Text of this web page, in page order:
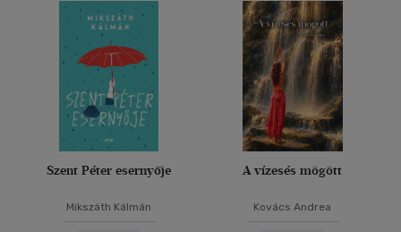
Szent Péter esernyője
Mikszáth Kálmán
A vízesés mögött
Kovács Andrea